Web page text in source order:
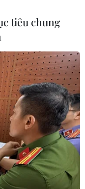
tiêu chung